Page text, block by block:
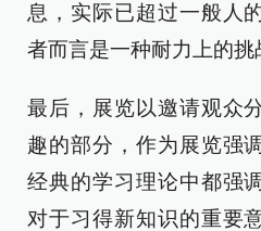
息，实际已超过一般人
者而言是一种耐力上的挑
最后，展览以邀请观众
趣的部分，作为展览强
经典的学习理论中都强
对于习得新知识的重要